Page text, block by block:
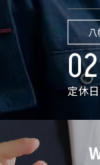
八
定休